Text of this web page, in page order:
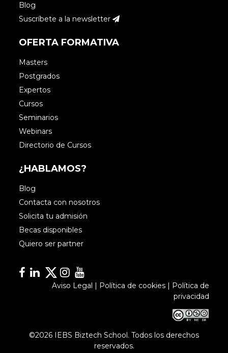
Blog
Suscríbete a la newsletter
OFERTA FORMATIVA
Masters
Postgrados
Expertos
Cursos
Seminarios
Webinars
Directorio de Cursos
¿HABLAMOS?
Blog
Contacta con nosotros
Solicita tu admisión
Becas disponibles
Quiero ser partner
Facebook
Linkedin
Linkedin
Instagram
Aviso Legal Política de cookies|
Política de
privacidad
©2026 IEBS Biztech School. Todos los derechos
reservados.